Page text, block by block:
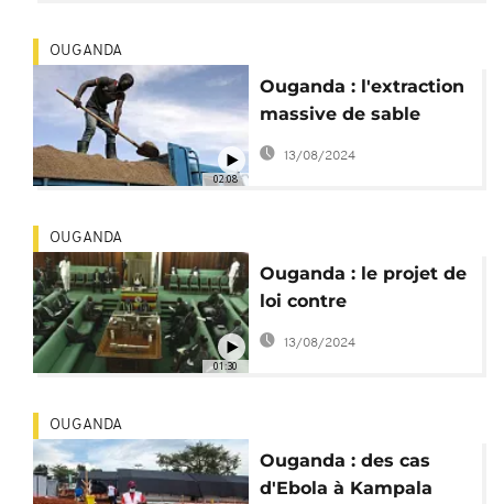
02:08
OUGANDA
Ouganda : l'extraction
massive de sable
menace le lac Victoria
13/08/2024
01:30
OUGANDA
Ouganda : le projet de
loi contre
l'homosexualité
présenté au
13/08/2024
OUGANDA
Ouganda : des cas
d'Ebola à Kampala